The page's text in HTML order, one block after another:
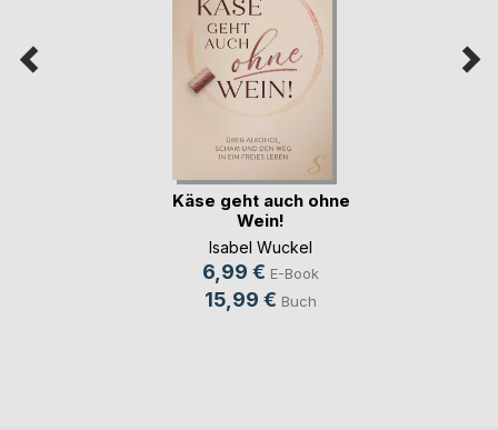
Käse geht auch ohne
Wein!
Isabel Wuckel
6,99 € E-Book
15,99 € Buch